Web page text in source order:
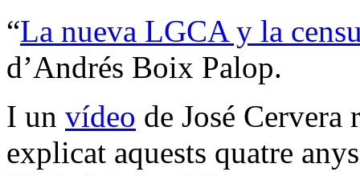
“La nueva LGCA y la
d’Andrés Boix Palop.
I un vídeo de José Cervera
explicat aquests quatre